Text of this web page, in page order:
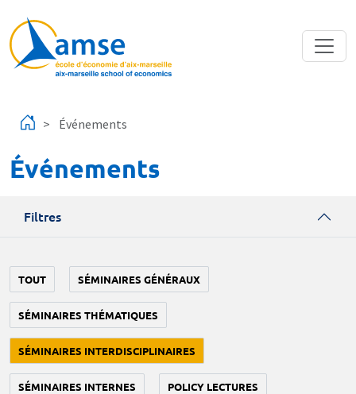
Événements
Événements
Filtres
TOUT SÉMINAIRES GÉNÉRAUX
SÉMINAIRES THÉMATIQUES
SÉMINAIRES INTERDISCIPLINAIRES
SÉMINAIRES INTERNES POLICY LECTURES